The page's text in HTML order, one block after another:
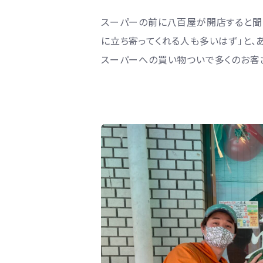
スーパーの前に八百屋が開店すると聞
に立ち寄ってくれる人も多いはず」と
スーパーへの買い物ついで多くのお客